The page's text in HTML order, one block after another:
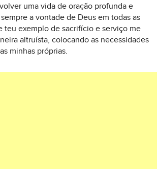
uma vida de oração profunda e
a vontade de Deus em todas as
teu exemplo de sacrifício e serviço me
altruísta, colocando as necessidades
minhas próprias.